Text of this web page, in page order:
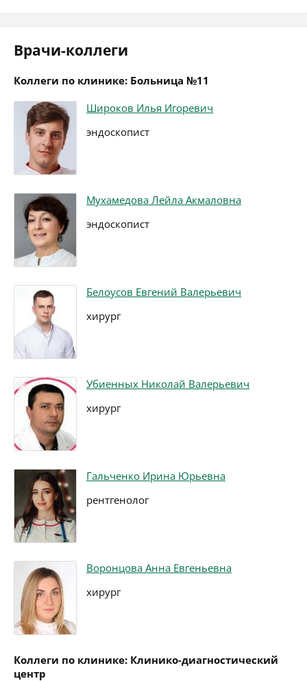
Врачи-коллеги
Коллеги по клинике: Больница №11
Широков Илья Игоревич
эндоскопист
Мухамедова Лейла Акмаловна
эндоскопист
Белоусов Евгений Валерьевич
хирург
Убиенных Николай Валерьевич
хирург
Гальченко Ирина Юрьевна
рентгенолог
Воронцова Анна Евгеньевна
хирург
Коллеги по клинике: Клинико-диагностический
центр